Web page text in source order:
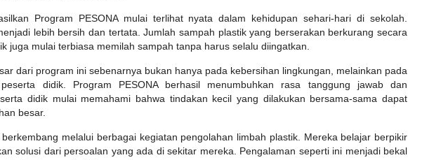
Program PESONA mulai terlihat nyata dalam kehidupan sehari-hari di sekolah.
lebih bersih dan tertata. Jumlah sampah plastik yang berserakan berkurang secara
juga mulai terbiasa memilah sampah tanpa harus selalu diingatkan.
dari program ini sebenarnya bukan hanya pada kebersihan lingkungan, melainkan pada
didik. Program PESONA berhasil menumbuhkan rasa tanggung jawab dan
didik mulai memahami bahwa tindakan kecil yang dilakukan bersama-sama dapat
besar.
melalui berbagai kegiatan pengolahan limbah plastik. Mereka belajar berpikir
solusi dari persoalan yang ada di sekitar mereka. Pengalaman seperti ini menjadi bekal